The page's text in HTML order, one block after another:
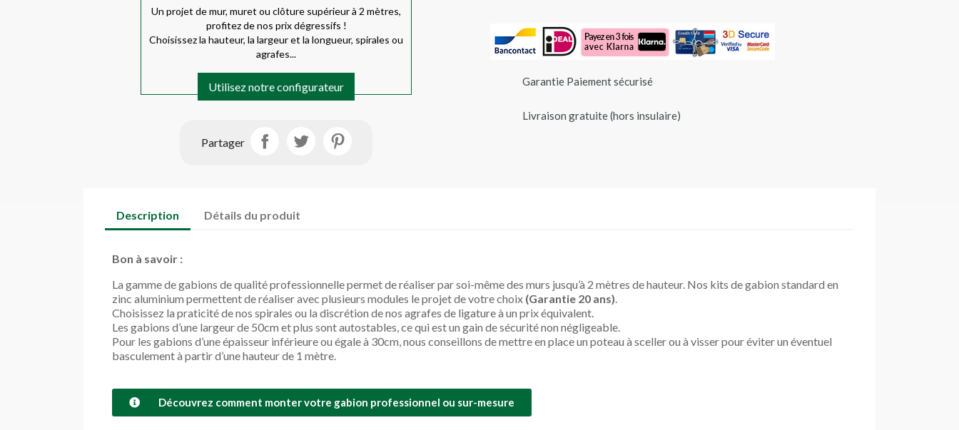
Un projet de mur, muret ou clôture supérieur à 2 mètres,
profitez de nos prix dégressifs !
Choisissez la hauteur, la largeur et la longueur, spirales ou
agrafes...
Utilisez notre configurateur
Partager
Garantie Paiement sécurisé
Livraison gratuite (hors insulaire)
Description Détails du produit
Bon à savoir :
La gamme de gabions de qualité professionnelle permet de réaliser par soi-même des murs jusqu’à 2 mètres de hauteur. Nos kits de gabion standard en
zinc aluminium permettent de réaliser avec plusieurs modules le projet de votre choix (Garantie 20 ans).
Choisissez la praticité de nos spirales ou la discrétion de nos agrafes de ligature à un prix équivalent.
Les gabions d’une largeur de 50cm et plus sont autostables, ce qui est un gain de sécurité non négligeable.
Pour les gabions d’une épaisseur inférieure ou égale à 30cm, nous conseillons de mettre en place un poteau à sceller ou à visser pour éviter un éventuel
basculement à partir d’une hauteur de 1 mètre.
Découvrez comment monter votre gabion professionnel ou sur-mesure